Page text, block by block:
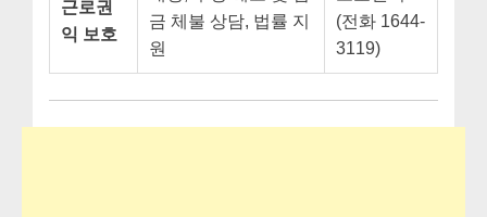
근로권
익 보호
금 체불 상담, 법률 지
원
(전화 1644-
3119)